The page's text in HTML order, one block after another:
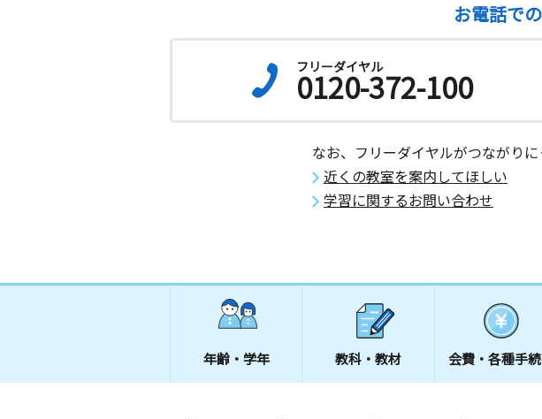
樫切山教室
火 木 金 土
日
大阪府吹田市樫切山２１ 日興スカイタウン集会
摂津小北教室
水 木 金 土 日
山田西教室
金 土
大阪府吹田市山田西１丁目２－２７ハニーハイツ
２０３号
お電話で
フリーダイヤル
0120-372-100
なお、フリーダイヤルがつながり
近くの教室を案内してほしい
学習に関するお問い合わせ
年齢・学年 教科・教材 会費・ 各種手